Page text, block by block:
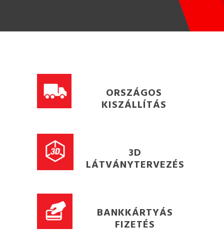
ORSZÁGOS
KISZÁLLÍTÁS
3D
LÁTVÁNYTERVEZÉS
BANKKÁRTYÁS
FIZETÉS